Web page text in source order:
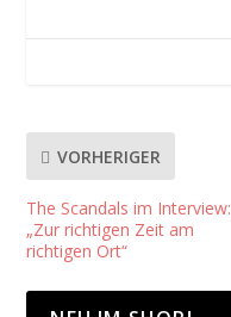
VORHERIGER
The Scandals im Interview:
„Zur richtigen Zeit am
richtigen Ort“